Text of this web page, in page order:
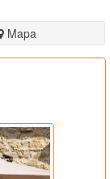
Mapa